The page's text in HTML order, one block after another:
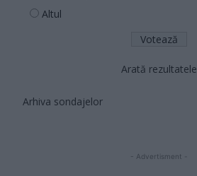
Altul
Arată rezultatele
Arhiva sondajelor
- Advertisment -